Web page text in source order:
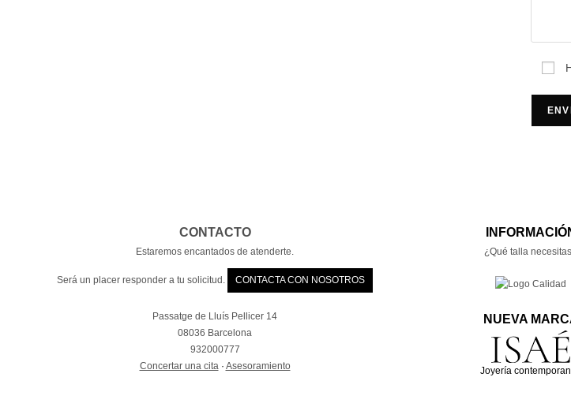
CONTACTO
Estaremos encantados de atenderte.
Será un placer responder a tu solicitud. CONTACTA CON NOSOTROS
Passatge de Lluís Pellicer 14
08036 Barcelona
932000777
Concertar una cita· Asesoramiento
¿Qué talla
NUEVA
Joyería